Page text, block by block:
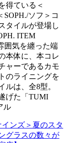
得ている＜
ソフ＞コ
タイルが登場し
ITEM
囲気を纏った端
本体に、本コレ
ャーであるカモ
のライニングを
ルは、全8型。
げた「TUMI
ル